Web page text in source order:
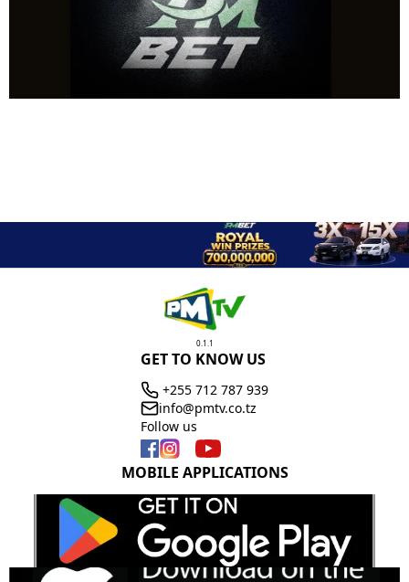
0.1.1
GET TO KNOW US
+255 712 787 939
info@pmtv.co.tz
Follow us
MOBILE APPLICATIONS